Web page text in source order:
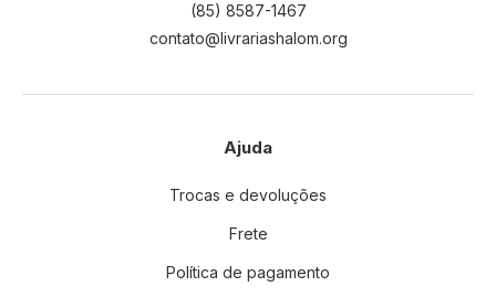
(85) 8587-1467
contato@livrariashalom.org
Ajuda
Trocas e devoluções
Frete
Política de pagamento